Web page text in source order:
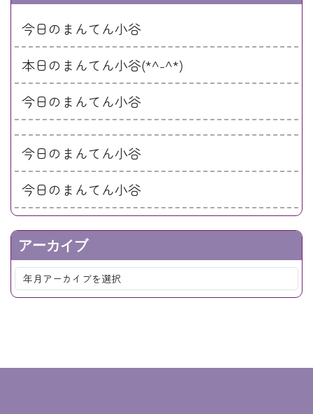
今日のまんてん小谷
本日のまんてん小谷(*^-^*)
今日のまんてん小谷
今日のまんてん小谷
今日のまんてん小谷
アーカイブ